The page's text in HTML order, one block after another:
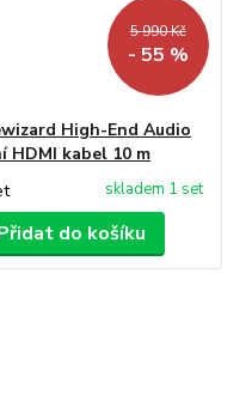
5 990 Kč
- 55 %
High-End Audio
kabel 10 m
skladem 1 set
do košíku